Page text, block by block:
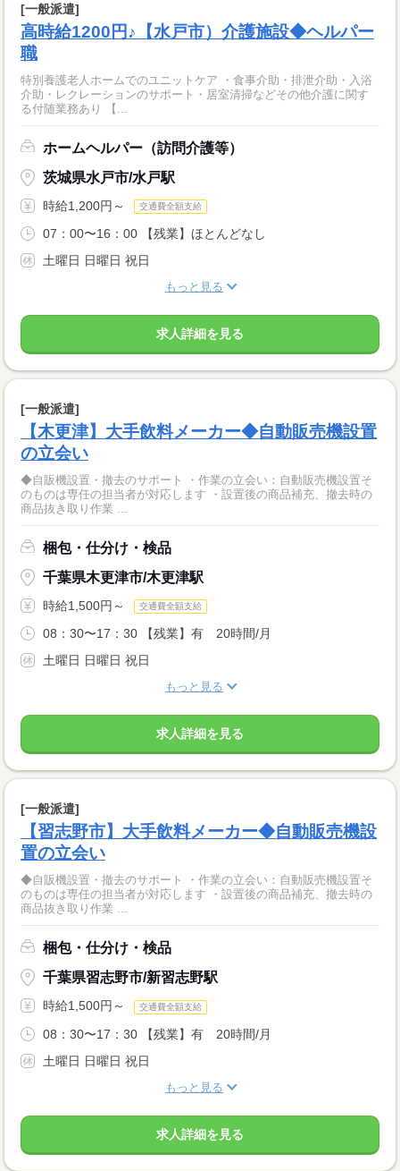
[一般派遣]
高時給1200円♪【水戸市）介護施設◆ヘルパー
職
特別養護老人ホームでのユニットケア ・食事介助・排泄介助・入浴
介助・レクレーションのサポート・居室清掃などその他介護に関す
る付随業務あり 【...
ホームヘルパー（訪問介護等）
茨城県水戸市/水戸駅
時給1,200円～ 交通費全額支給
07：00〜16：00 【残業】ほとんどなし
土曜日 日曜日 祝日
もっと見る
求人詳細を見る
[一般派遣]
【木更津】大手飲料メーカー◆自動販売機設置
の立会い
◆自販機設置・撤去のサポート ・作業の立会い：自動販売機設置そ
のものは専任の担当者が対応します ・設置後の商品補充、撤去時の
商品抜き取り作業 ...
梱包・仕分け・検品
千葉県木更津市/木更津駅
時給1,500円～ 交通費全額支給
08：30〜17：30 【残業】有 20時間/月
土曜日 日曜日 祝日
もっと見る
求人詳細を見る
[一般派遣]
【習志野市】大手飲料メーカー◆自動販売機設
置の立会い
◆自販機設置・撤去のサポート ・作業の立会い：自動販売機設置そ
のものは専任の担当者が対応します ・設置後の商品補充、撤去時の
商品抜き取り作業 ...
梱包・仕分け・検品
千葉県習志野市/新習志野駅
時給1,500円～ 交通費全額支給
08：30〜17：30 【残業】有 20時間/月
土曜日 日曜日 祝日
もっと見る
求人詳細を見る